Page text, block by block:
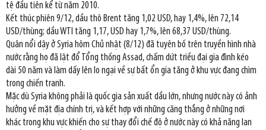
tệ đầu tiên kể từ năm 2010.
Kết thúc phiên 9/12, dầu thô Brent tăng 1,02 USD, hay 1,4%, lên 72,14
USD/thùng; dầu WTI tăng 1,17, USD hay 1,7%, lên 68,37 USD/thùng.
Quân nổi dậy ở Syria hôm Chủ nhật (8/12) đã tuyên bố trên truyền hình nhà
nước rằng họ đã lật đổ Tổng thống Assad, chấm dứt triều đại gia đình kéo
dài 50 năm và làm dấy lên lo ngại về sự bất ổn gia tăng ở khu vực đang chìm
trong chiến tranh.
Mặc dù Syria không phải là quốc gia sản xuất dầu lớn, nhưng nước này có ảnh
hưởng về mặt địa chính trị, và kết hợp với những căng thẳng ở những nơi
khác trong khu vực khiến cho sự thay đổi chế độ ở nước này có khả năng lan